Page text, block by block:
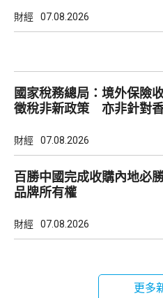
財經 07.08.2026
國家稅務總局：境外保險
徵稅非新政策 亦非針對
財經 07.08.2026
百勝中國完成收購內地必
品牌所有權
財經 07.08.2026
更多